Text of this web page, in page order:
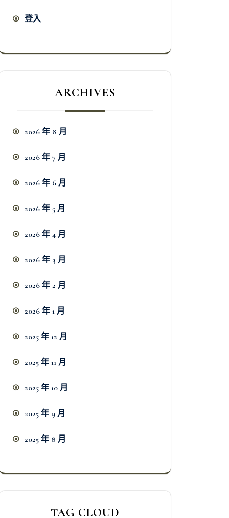
登入
ARCHIVES
2026 年 8 月
2026 年 7 月
2026 年 6 月
2026 年 5 月
2026 年 4 月
2026 年 3 月
2026 年 2 月
2026 年 1 月
2025 年 12 月
2025 年 11 月
2025 年 10 月
2025 年 9 月
2025 年 8 月
TAG CLOUD